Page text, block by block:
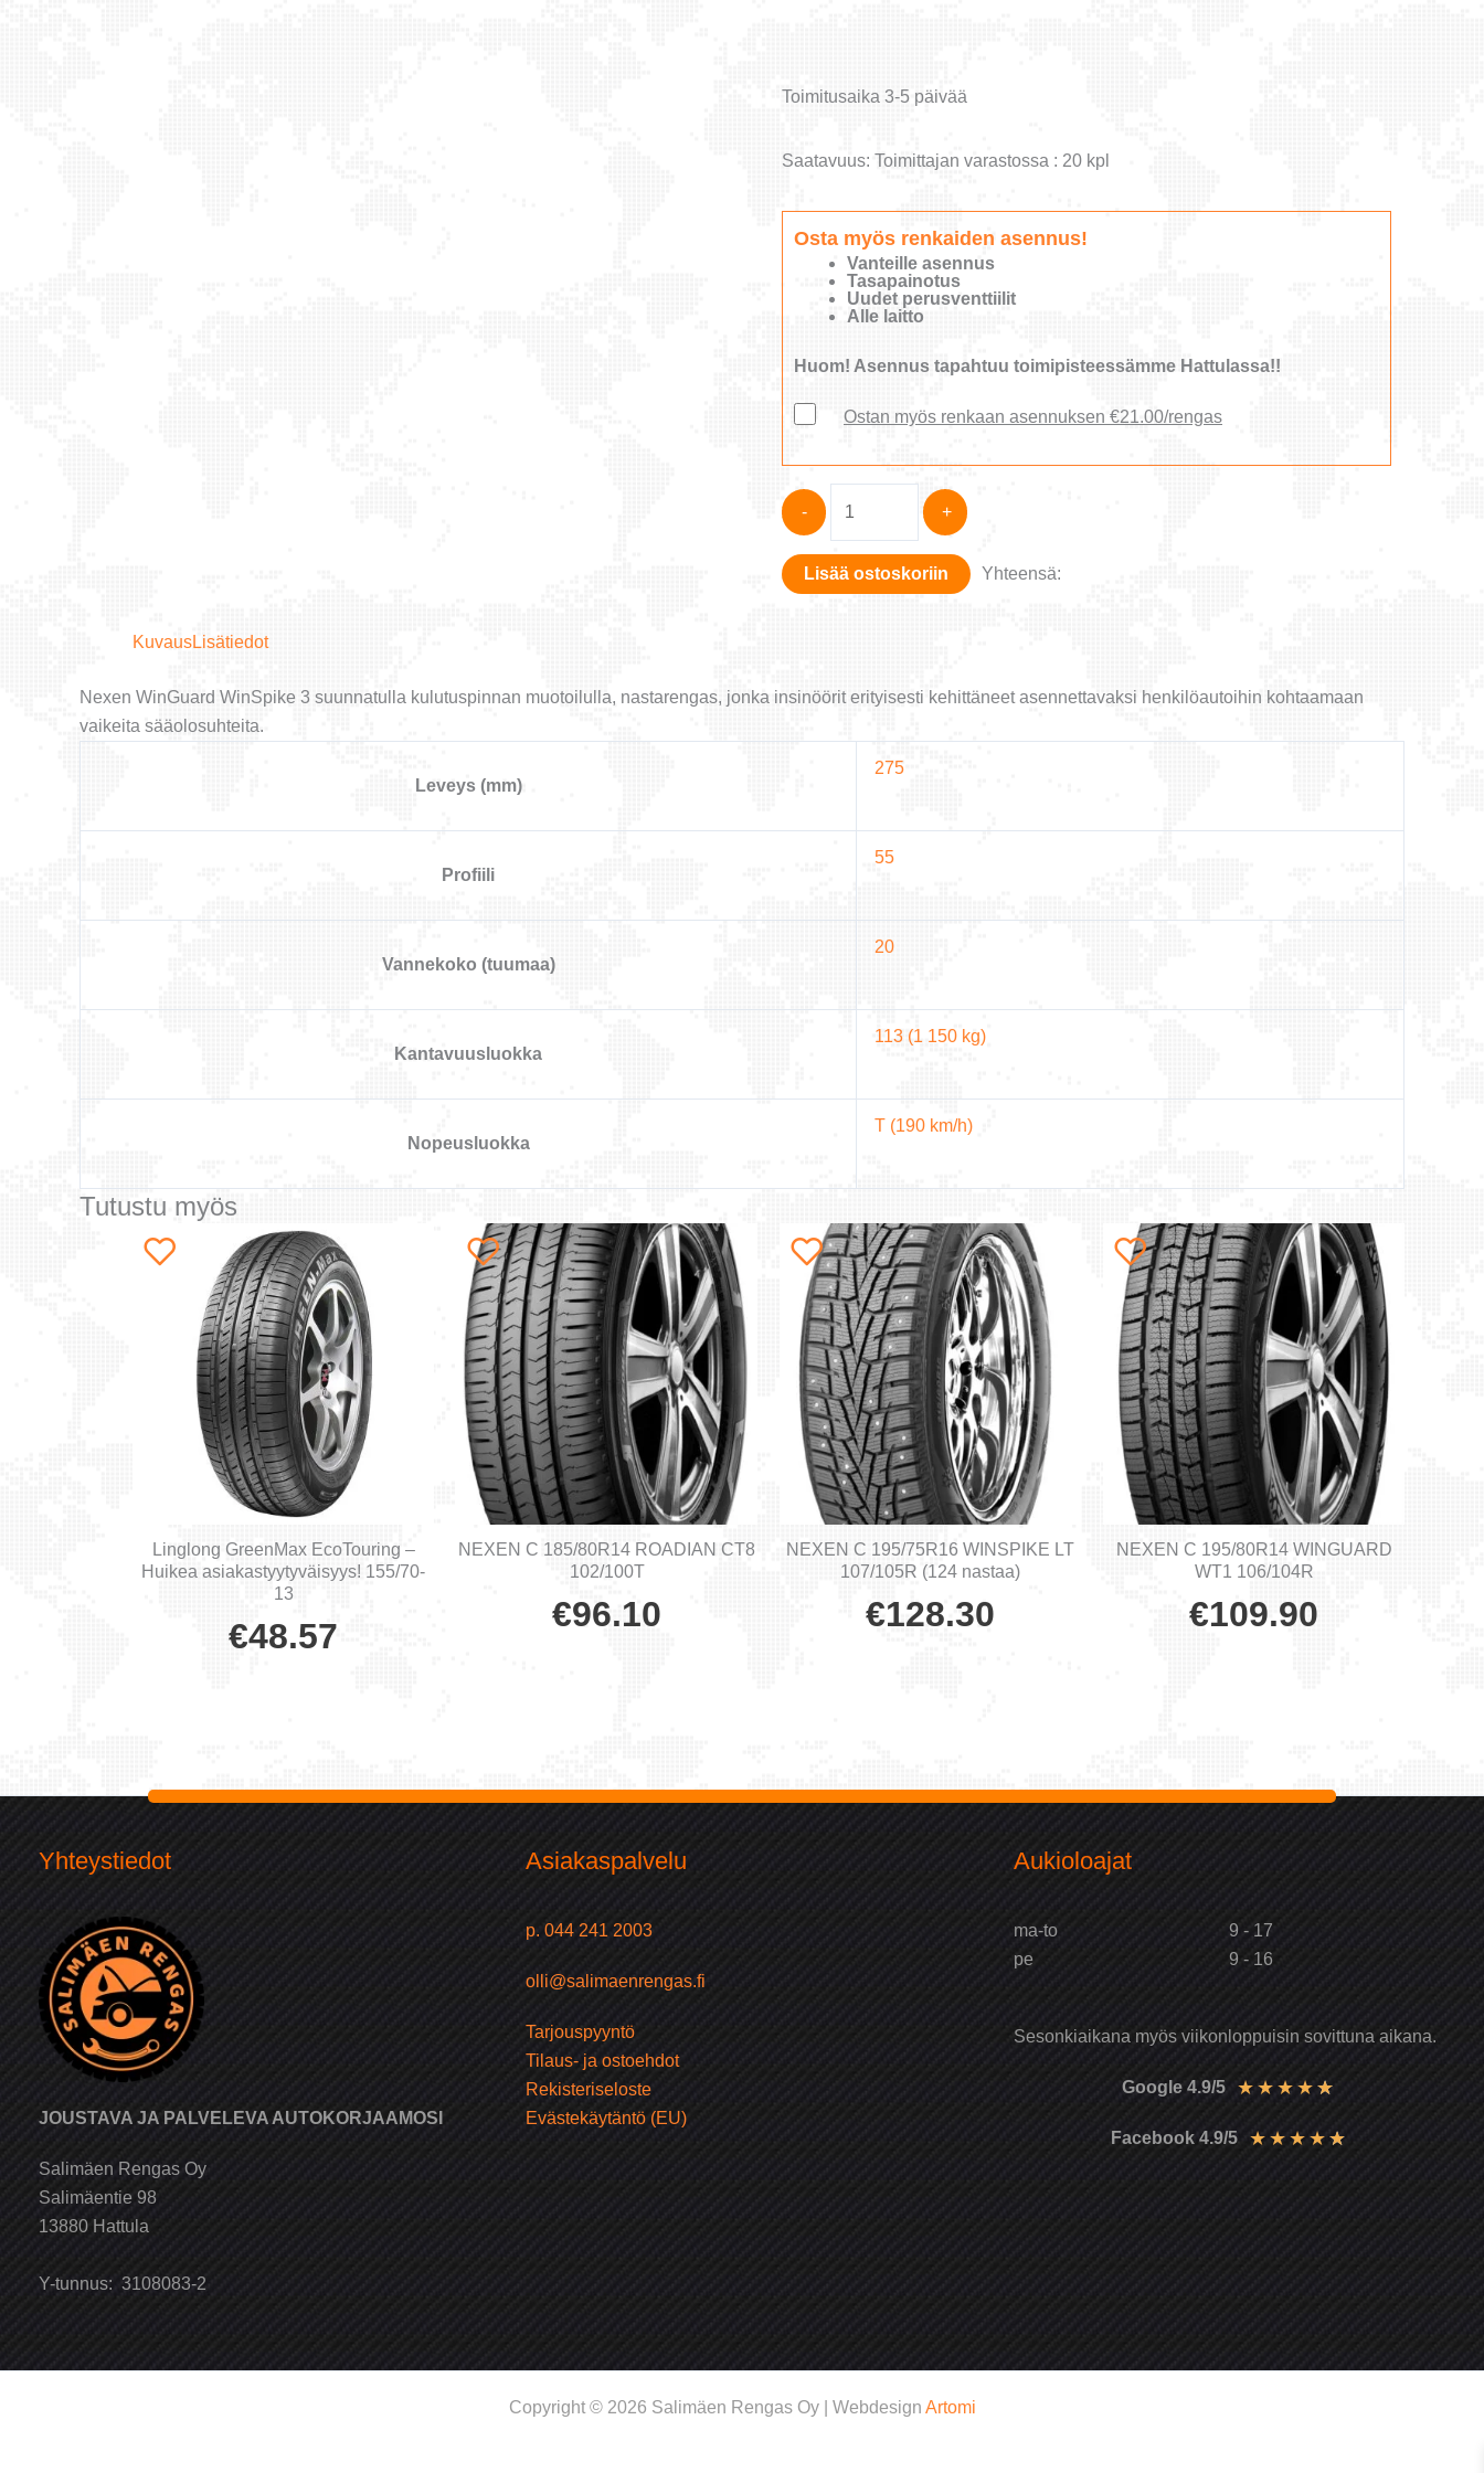
Toimitusaika 3-5 päivää
Saatavuus: Toimittajan varastossa : 20 kpl
Osta myös renkaiden asennus!
Vanteille asennus
Tasapainotus
Uudet perusventtiilit
Alle laitto
Huom! Asennus tapahtuu toimipisteessämme Hattulassa!!
Ostan myös renkaan asennuksen €21.00/rengas
-
WINSPIKE
3
+
Lisää ostoskoriin Yhteensä:
KuvausLisätiedot
Nexen WinGuard WinSpike 3 suunnatulla kulutuspinnan muotoilulla, nastarengas, jonka insinöörit erityisesti kehittäneet asennettavaksi henkilöautoihin kohtaamaan
vaikeita sääolosuhteita.
Leveys (mm)
275
Profiili
55
Vannekoko (tuumaa)
20
Kantavuusluokka
113 (1 150 kg)
Nopeusluokka
T (190 km/h)
Tutustu myös
Linglong GreenMax EcoTouring –
Huikea asiakastyytyväisyys! 155/70-
13
€48.57
NEXEN C 185/80R14 ROADIAN CT8
102/100T
€96.10
NEXEN C 195/75R16 WINSPIKE LT
107/105R (124 nastaa)
€128.30
NEXEN C 195/80R14 WINGUARD
WT1 106/104R
€109.90
Yhteystiedot
JOUSTAVA JA PALVELEVA AUTOKORJAAMOSI
Salimäen Rengas Oy
Salimäentie 98
13880 Hattula
Y-tunnus: 3108083-2
Asiakaspalvelu
p. 044 241 2003
olli@salimaenrengas.fi
Tarjouspyyntö
Tilaus- ja ostoehdot
Rekisteriseloste
Evästekäytäntö (EU)
Aukioloajat
ma-to
9 - 17
pe
9 - 16
Sesonkiaikana myös viikonloppuisin sovittuna aikana.
Google 4.9/5 ★ ★ ★ ★ ★
Facebook 4.9/5 ★ ★ ★ ★ ★
Copyright © 2026 Salimäen Rengas Oy | Webdesign Artomi